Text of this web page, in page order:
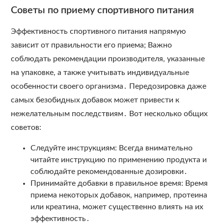
Советы по приему спортивного питания
Эффективность спортивного питания напрямую
зависит от правильности его приема; Важно
соблюдать рекомендации производителя, указанные
на упаковке, а также учитывать индивидуальные
особенности своего организма․ Передозировка даже
самых безобидных добавок может привести к
нежелательным последствиям․ Вот несколько общих
советов:
Следуйте инструкциям: Всегда внимательно
читайте инструкцию по применению продукта и
соблюдайте рекомендованные дозировки․
Принимайте добавки в правильное время: Время
приема некоторых добавок, например, протеина
или креатина, может существенно влиять на их
эффективность․